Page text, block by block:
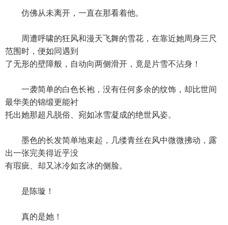
仿佛从未离开，一直在那看着他。
周遭呼啸的狂风和漫天飞舞的雪花，在靠近她周身三尺
范围时，便如同遇到
了无形的壁障般，自动向两侧滑开，竟是片雪不沾身！
一袭简单的白色长袍，没有任何多余的纹饰，却比世间
最华美的锦缎更能衬
托出她那超凡脱俗、宛如冰雪凝成的绝世风姿。
墨色的长发简单地束起，几缕青丝在风中微微拂动，露
出一张完美得近乎没
有瑕疵、却又冰冷如玄冰的侧脸。
是陈璇！
真的是她！